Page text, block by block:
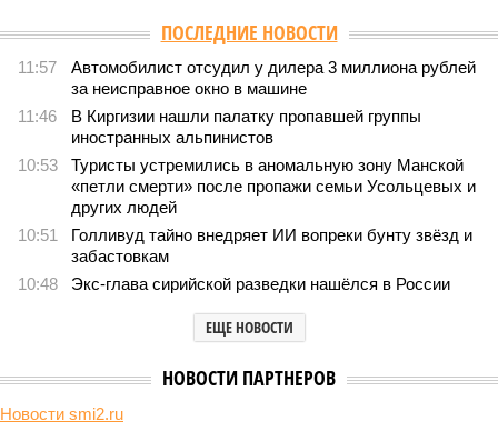
Версия //Конфликт // Монополия вкладывалась-вкладывалась в
Монополия вкладывалась-вкладывалась в Армению и
довкладывалась
1674
РЖД против своей страны
Монополия вкладывалась-вкладывалась в Армению и довкладывалась
Премьер закавказской республики Никол Пашинян заявил, что
его страна может потребовать у Москвы до 2 млрд долларов
ежегодно за аренду Южно-Кавказской железной дороги (ЮКЖД).